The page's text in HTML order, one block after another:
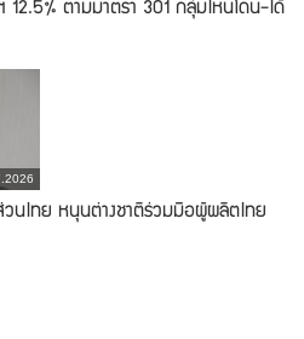
ตามมาตรา 301 กลุ่มไหนโดน-ได้
วนไทย หนุนต่างชาติร่วมมือผู้ผลิตไทย